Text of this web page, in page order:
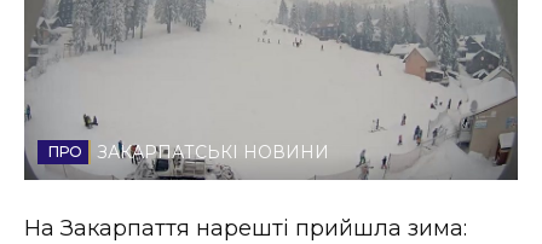
Соціум
Стиль життя
ЗАКАРПАТСЬКІ НОВИНИ
На Закарпаття нарешті прийшла зима: